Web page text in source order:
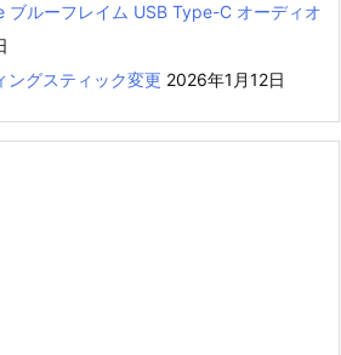
ブルーフレイム USB Type-C オーディオ
ングスティック変更 2026年1月12日